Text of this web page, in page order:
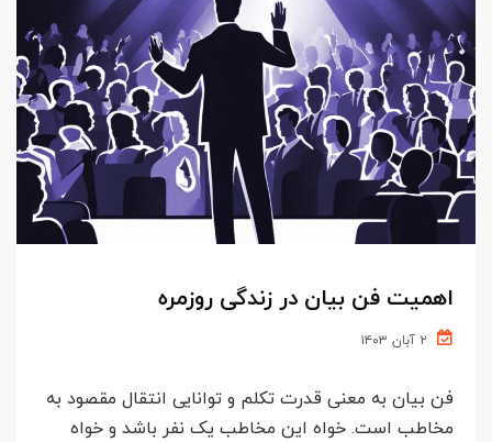
اهمیت فن بیان در زندگی روزمره
فن بیان به معنی قدرت تکلم و توانایی انتقال مقصود به
مخاطب است. خواه این مخاطب یک نفر باشد و خواه